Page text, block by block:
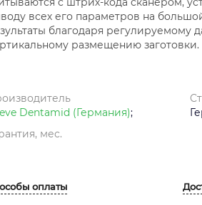
всех его параметров на
благодаря регулируемому
размещению заготовки.
Dentamid (Германия);
мес.
оплаты